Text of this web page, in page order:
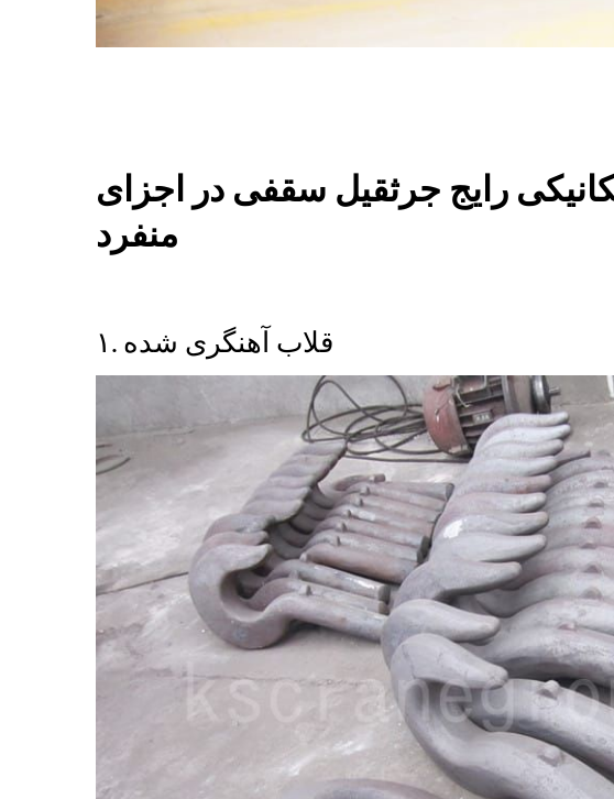
مکانیکی رایج جرثقیل سقفی در اجزای
منفرد
۱. قلاب آهنگری شده